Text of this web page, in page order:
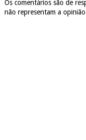
Os comentários são de
não representam a